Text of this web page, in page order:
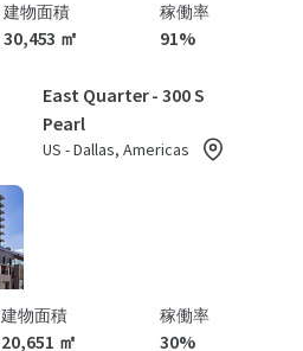
建物面積
30,453 ㎡
稼働率
91%
East Quarter - 300 S
Pearl
US - Dallas, Americas
建物面積
20,651 ㎡
稼働率
30%